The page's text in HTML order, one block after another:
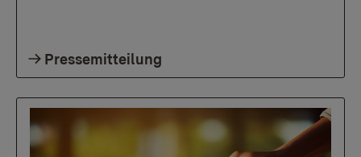
Pressemitteilung